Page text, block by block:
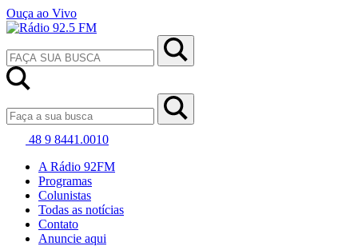
Ouça ao Vivo
48 9 8441.0010
A Rádio 92FM
Programas
Colunistas
Todas as notícias
Contato
Anuncie aqui